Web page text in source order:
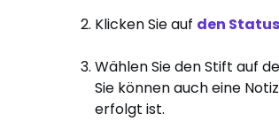
Klicken Sie auf den
Wählen Sie den Stift auf
Sie können auch eine
erfolgt ist.